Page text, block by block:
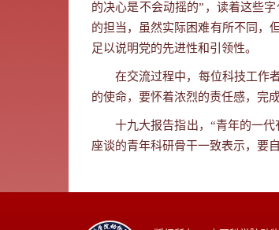
的决心是不会动摇的”，读着这些
的担当，虽然实际困难有所不同，
足以说明党的先进性和引领性。
在交流过程中，每位科技工作
的使命，要怀着浓烈的责任感，完
十九大报告指出， “青年的一代
座谈的青年科研骨干一致表示，要